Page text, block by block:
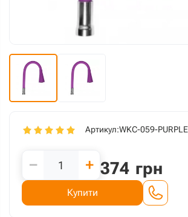
Артикул:WKC-059-PURPLE
− + 374 грн
Купити